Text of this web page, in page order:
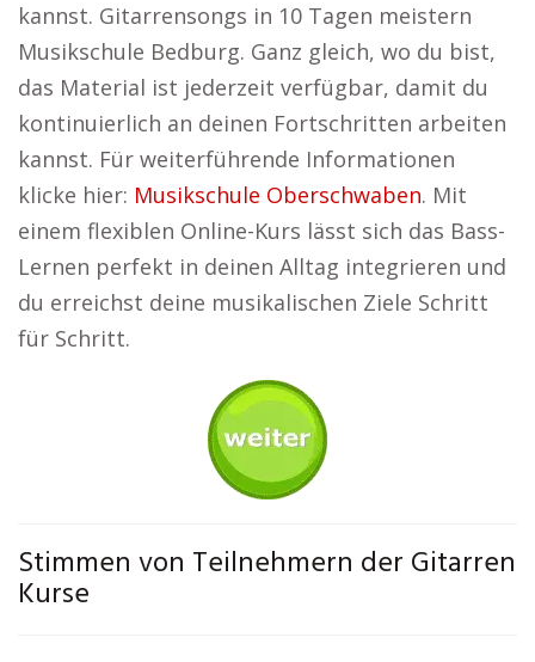
kannst. Gitarrensongs in 10 Tagen meistern
Musikschule Bedburg. Ganz gleich, wo du bist,
das Material ist jederzeit verfügbar, damit du
kontinuierlich an deinen Fortschritten arbeiten
kannst. Für weiterführende Informationen
klicke hier: Musikschule Oberschwaben. Mit
einem flexiblen Online-Kurs lässt sich das Bass-
Lernen perfekt in deinen Alltag integrieren und
du erreichst deine musikalischen Ziele Schritt
für Schritt.
Stimmen von Teilnehmern der Gitarren
Kurse